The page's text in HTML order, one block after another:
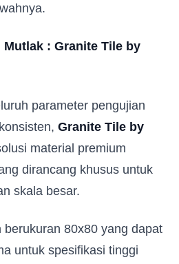
: Granite Tile by
parameter pengujian
Granite Tile by
material premium
dirancang khusus untuk
skala besar.
berukuran 80x80 yang dapat
untuk spesifikasi tinggi